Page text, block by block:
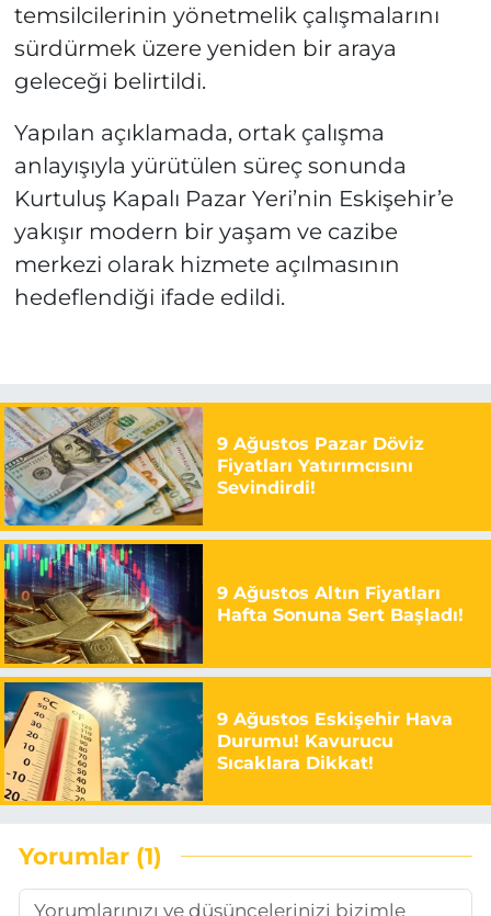
temsilcilerinin yönetmelik çalışmalarını
sürdürmek üzere yeniden bir araya
geleceği belirtildi.
Yapılan açıklamada, ortak çalışma
anlayışıyla yürütülen süreç sonunda
Kurtuluş Kapalı Pazar Yeri’nin Eskişehir’e
yakışır modern bir yaşam ve cazibe
merkezi olarak hizmete açılmasının
hedeflendiği ifade edildi.
9 Ağustos Pazar Döviz
Fiyatları Yatırımcısını
Sevindirdi!
9 Ağustos Altın Fiyatları
Hafta Sonuna Sert Başladı!
9 Ağustos Eskişehir Hava
Durumu! Kavurucu
Sıcaklara Dikkat!
Yorumlar (1)